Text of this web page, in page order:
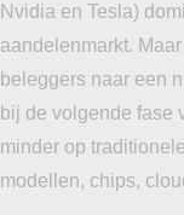
Nvidia en Tesla)
aandelenmarkt.
beleggers naar een
bij de volgende fase
minder op
modellen, chips,